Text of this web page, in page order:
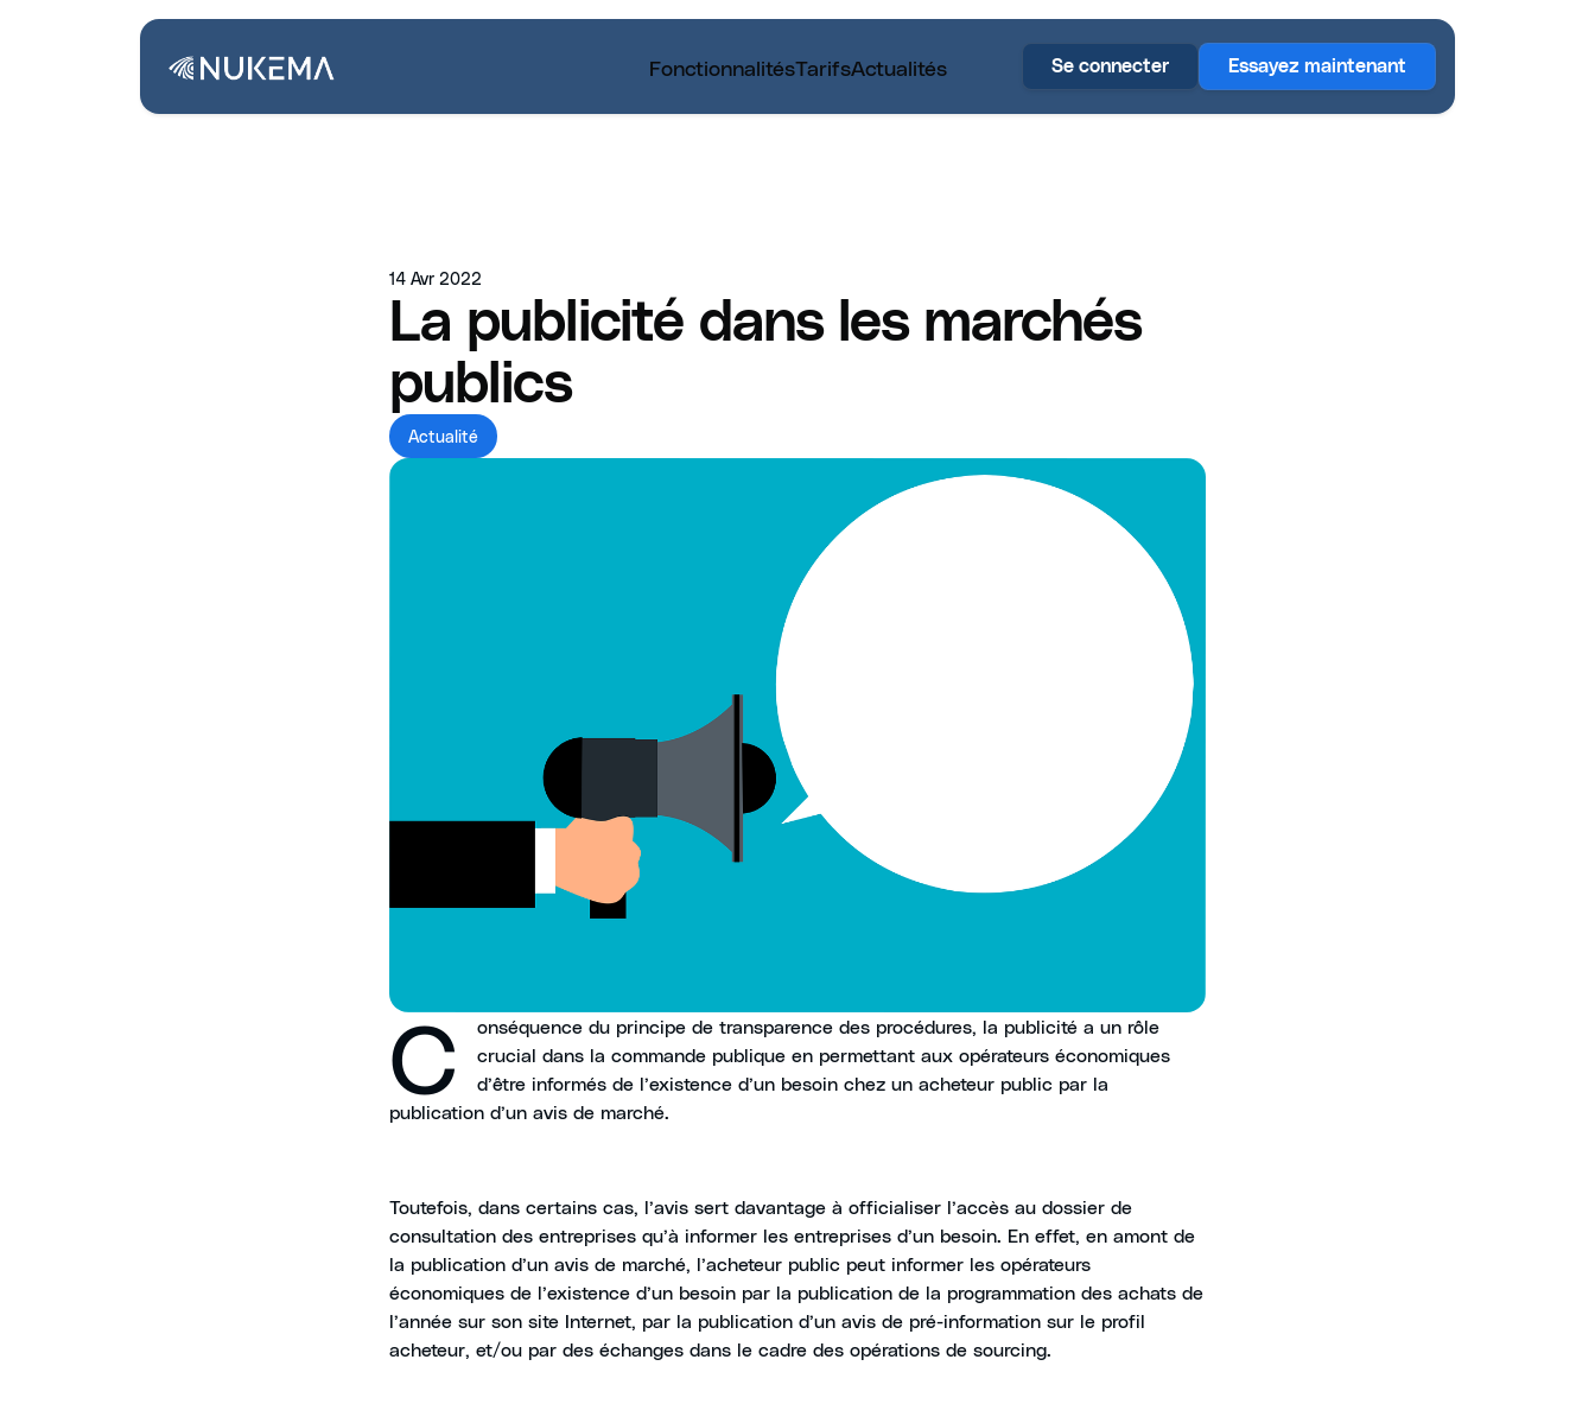
FonctionnalitésTarifsActualités Se connecter Essayez maintenant
14 Avr 2022
La publicité dans les marchés
publics
Actualité
C
onséquence du principe de transparence des procédures, la publicité a un rôle
crucial dans la commande publique en permettant aux opérateurs économiques
d’être informés de l’existence d’un besoin chez un acheteur public par la
publication d’un avis de marché.
Toutefois, dans certains cas, l’avis sert davantage à officialiser l’accès au dossier de
consultation des entreprises qu’à informer les entreprises d’un besoin. En effet, en amont de
la publication d’un avis de marché, l’acheteur public peut informer les opérateurs
économiques de l’existence d’un besoin par la publication de la programmation des achats de
l’année sur son site Internet, par la publication d’un avis de pré-information sur le profil
acheteur, et/ou par des échanges dans le cadre des opérations de sourcing.